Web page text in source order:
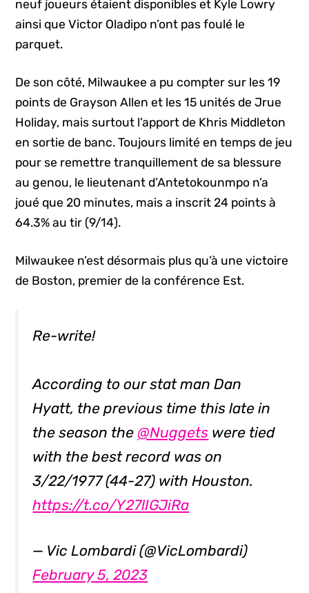
neuf joueurs étaient disponibles et Kyle Lowry
ainsi que Victor Oladipo n’ont pas foulé le
parquet.
De son côté, Milwaukee a pu compter sur les 19
points de Grayson Allen et les 15 unités de Jrue
Holiday, mais surtout l’apport de Khris Middleton
en sortie de banc. Toujours limité en temps de jeu
pour se remettre tranquillement de sa blessure
au genou, le lieutenant d’Antetokounmpo n’a
joué que 20 minutes, mais a inscrit 24 points à
64.3% au tir (9/14).
Milwaukee n’est désormais plus qu’à une victoire
de Boston, premier de la conférence Est.
Re-write!
According to our stat man Dan
Hyatt, the previous time this late in
the season the @Nuggets were tied
with the best record was on
3/22/1977 (44-27) with Houston.
https://t.co/Y27lIGJiRa
— Vic Lombardi (@VicLombardi)
February 5, 2023